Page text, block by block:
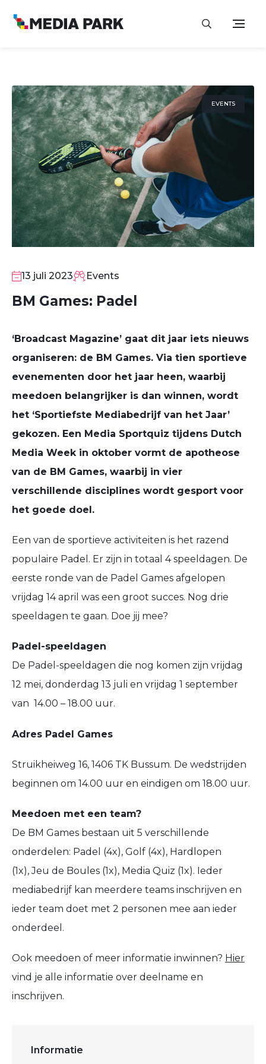
EVENTS
JUL13 juli 2023 Events
BM Games: Padel
‘Broadcast Magazine’ gaat dit jaar iets nieuws
organiseren: de BM Games. Via tien sportieve
evenementen door het jaar heen, waarbij
meedoen belangrijker is dan winnen, wordt
het ‘Sportiefste Mediabedrijf van het Jaar’
gekozen. Een Media Sportquiz tijdens Dutch
Media Week in oktober vormt de apotheose
van de BM Games, waarbij in vier
verschillende disciplines wordt gesport voor
het goede doel.
Een van de sportieve activiteiten is het razend
populaire Padel. Er zijn in totaal 4 speeldagen. De
eerste ronde van de Padel Games afgelopen
vrijdag 14 april was een groot succes. Nog drie
speeldagen te gaan. Doe jij mee?
Padel-speeldagen
De Padel-speeldagen die nog komen zijn vrijdag
12 mei, donderdag 13 juli en vrijdag 1 september
van 14.00 – 18.00 uur.
Adres Padel Games
Struikheiweg 16, 1406 TK Bussum. De wedstrijden
beginnen om 14.00 uur en eindigen om 18.00 uur.
Meedoen met een team?
De BM Games bestaan uit 5 verschillende
onderdelen: Padel (4x), Golf (4x), Hardlopen
(1x), Jeu de Boules (1x), Media Quiz (1x). Ieder
mediabedrijf kan meerdere teams inschrijven en
ieder team doet met 2 personen mee aan ieder
onderdeel.
Ook meedoen of meer informatie inwinnen? Hier
vind je alle informatie over deelname en
inschrijven.
Informatie